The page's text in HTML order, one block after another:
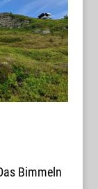
Bimmeln